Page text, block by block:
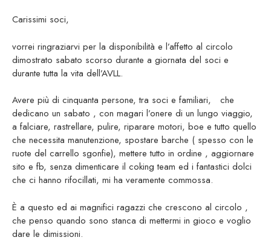
Carissimi soci,
vorrei ringraziarvi per la disponibilità e l’affetto al circolo
dimostrato sabato scorso durante a giornata del soci e
durante tutta la vita dell’AVLL.
Avere più di cinquanta persone, tra soci e familiari, che
dedicano un sabato , con magari l’onere di un lungo viaggio,
a falciare, rastrellare, pulire, riparare motori, boe e tutto quello
che necessita manutenzione, spostare barche ( spesso con le
ruote del carrello sgonfie), mettere tutto in ordine , aggiornare
sito e fb, senza dimenticare il coking team ed i fantastici dolci
che ci hanno rifocillati, mi ha veramente commossa.
È a questo ed ai magnifici ragazzi che crescono al circolo ,
che penso quando sono stanca di mettermi in gioco e voglio
dare le dimissioni.